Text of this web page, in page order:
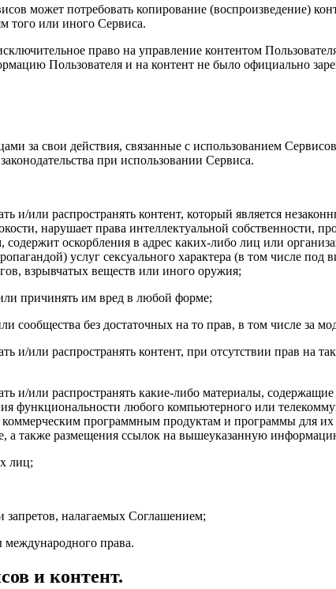
может потребовать копирование (воспроизведение)
того или иного Сервиса.
право на управление контентом
Пользователя и на контент не было официально
за свои действия, связанные с использованием
при использовании Сервиса.
и/или распространять контент, который является
нарушает права интеллектуальной собственности,
оскорбления в адрес каких-либо лиц или
услуг сексуального характера (в том числе под
взрывчатых веществ или иного оружия;
причинять им вред в любой форме;
сообщества без достаточных на то прав, в том числе за
или распространять контент, при отсутствии прав на
и/или распространять какие-либо материалы,
функциональности любого компьютерного или
программным продуктам и программы для
а также размещения ссылок на вышеуказанную
лиц;
запретов, налагаемых Соглашением;
международного права.
и контент.